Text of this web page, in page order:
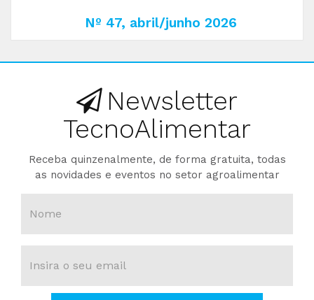
Nº 47, abril/junho 2026
Newsletter
TecnoAlimentar
Receba quinzenalmente, de forma gratuita, todas
as novidades e eventos no setor agroalimentar